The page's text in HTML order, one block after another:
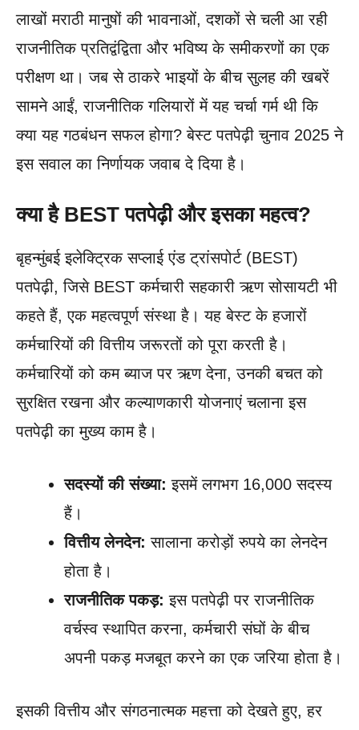
लाखों मराठी मानुषों की भावनाओं, दशकों से चली आ रही
राजनीतिक प्रतिद्वंद्विता और भविष्य के समीकरणों का एक
परीक्षण था। जब से ठाकरे भाइयों के बीच सुलह की खबरें
सामने आईं, राजनीतिक गलियारों में यह चर्चा गर्म थी कि
क्या यह गठबंधन सफल होगा? बेस्ट पतपेढ़ी चुनाव 2025 ने
इस सवाल का निर्णायक जवाब दे दिया है।
क्या है BEST पतपेढ़ी और इसका महत्व?
बृहन्मुंबई इलेक्ट्रिक सप्लाई एंड ट्रांसपोर्ट (BEST)
पतपेढ़ी, जिसे BEST कर्मचारी सहकारी ऋण सोसायटी भी
कहते हैं, एक महत्वपूर्ण संस्था है। यह बेस्ट के हजारों
कर्मचारियों की वित्तीय जरूरतों को पूरा करती है।
कर्मचारियों को कम ब्याज पर ऋण देना, उनकी बचत को
सुरक्षित रखना और कल्याणकारी योजनाएं चलाना इस
पतपेढ़ी का मुख्य काम है।
सदस्यों की संख्या: इसमें लगभग 16,000 सदस्य
हैं।
वित्तीय लेनदेन: सालाना करोड़ों रुपये का लेनदेन
होता है।
राजनीतिक पकड़: इस पतपेढ़ी पर राजनीतिक
वर्चस्व स्थापित करना, कर्मचारी संघों के बीच
अपनी पकड़ मजबूत करने का एक जरिया होता है।
इसकी वित्तीय और संगठनात्मक महत्ता को देखते हुए, हर